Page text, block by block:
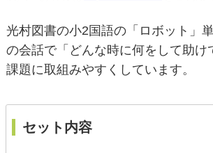
光村図書の小2国語の「ロボット」
の会話で「どんな時に何をして助け
課題に取組みやすくしています。
セット内容